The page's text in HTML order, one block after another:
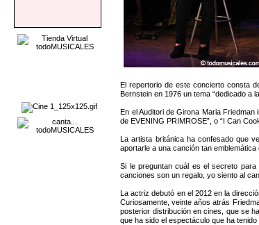
El repertorio de este concierto consta
Bernstein en 1976 un tema “dedicado a
En el Auditori de Girona Maria Friedman
de EVENING PRIMROSE”, o “I Can
La artista británica ha confesado que
aportarle a una canción tan
Si le preguntan cuál es el secreto para
canciones son un regalo, yo siento al
La actriz debutó en el 2012 en la
Curiosamente, veinte años atrás
posterior distribución en cines, que se
que ha sido el espectáculo que ha